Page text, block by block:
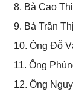
8. Bà Cao
9. Bà Trần
10. Ông Đỗ
11. Ông
12. Ông